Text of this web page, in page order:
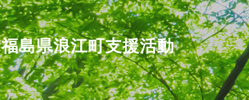
福島県浪江町支援活動